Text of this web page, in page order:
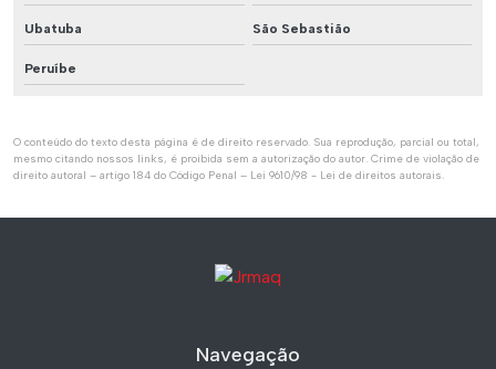
Ubatuba São Sebastião
Peruíbe
O conteúdo do texto desta página é de direito reservado. Sua reprodução, parcial ou total,
mesmo citando nossos links, é proibida sem a autorização do autor. Crime de violação de
direito autoral – artigo 184 do Código Penal – Lei 9610/98 - Lei de direitos autorais.
Navegação